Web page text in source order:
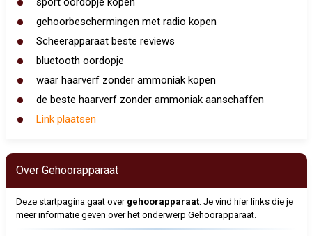
gehoorbeschermingen met radio kopen
Scheerapparaat beste reviews
bluetooth oordopje
waar haarverf zonder ammoniak kopen
de beste haarverf zonder ammoniak aanschaffen
Link plaatsen
Over Gehoorapparaat
Deze startpagina gaat over gehoorapparaat. Je vind hier links die je
meer informatie geven over het onderwerp Gehoorapparaat.